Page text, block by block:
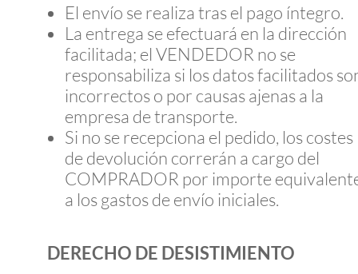
El envío se realiza tras el pago íntegro.
La entrega se efectuará en la dirección
facilitada; el VENDEDOR no se
responsabiliza si los datos facilitados
incorrectos o por causas ajenas a la
empresa de transporte.
Si no se recepciona el pedido, los costes
de devolución correrán a cargo del
COMPRADOR por importe
a los gastos de envío iniciales.
DERECHO DE DESISTIMIENTO